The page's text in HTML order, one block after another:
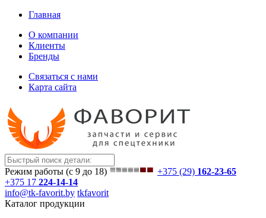
Главная
О компании
Клиенты
Бренды
Связаться с нами
Карта сайта
Режим работы (с 9 до 18) +375 (29) 162-23-65
+375 17 224-14-14
info@tk-favorit.by tkfavorit
Каталог продукции